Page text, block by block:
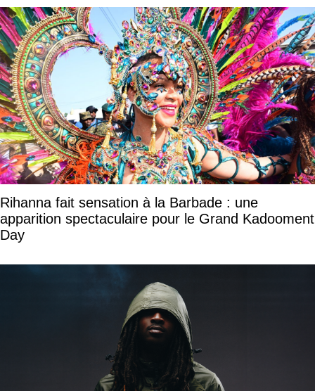
Rihanna fait sensation à la Barbade : une
apparition spectaculaire pour le Grand Kadooment
Day